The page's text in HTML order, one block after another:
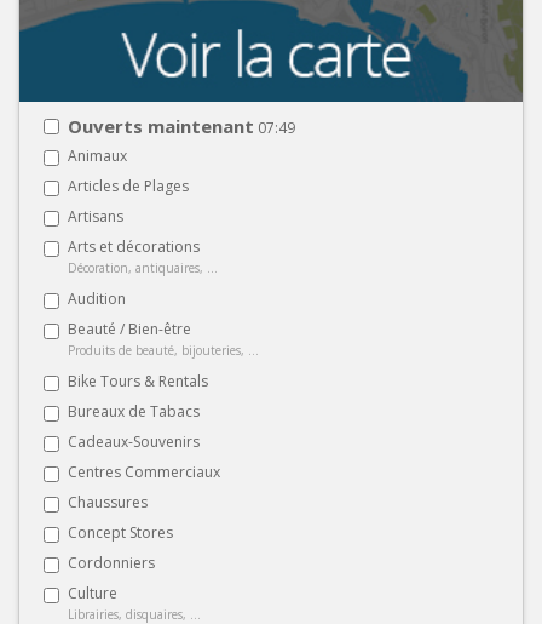
Ouverts maintenant 07:49
Animaux
Articles de Plages
Artisans
Arts et décorations
Décoration, antiquaires, ...
Audition
Beauté / Bien-être
Produits de beauté, bijouteries, ...
Bike Tours & Rentals
Bureaux de Tabacs
Cadeaux-Souvenirs
Centres Commerciaux
Chaussures
Concept Stores
Cordonniers
Culture
Librairies, disquaires, ...